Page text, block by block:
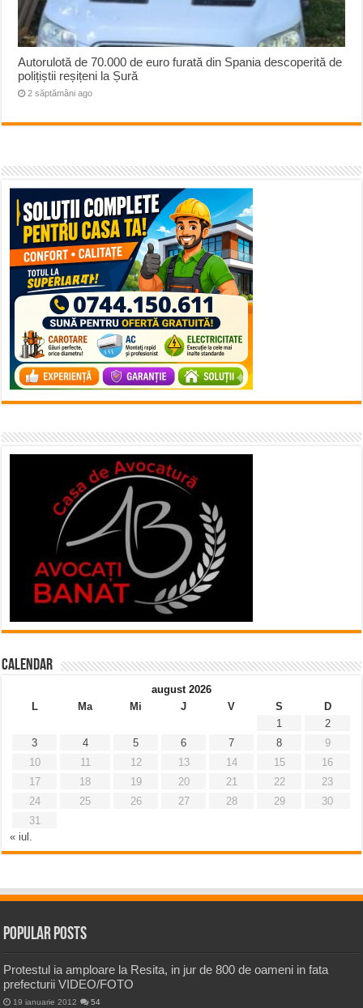
Autorulotă de 70.000 de euro furată din Spania descoperită de
polițiștii reșițeni la Șură
2 săptămâni ago
Calendar
august 2026
L
Ma Mi J V S
D
1
2
3
4 5 6 7 8
9
10
11 12 13 14 15
16
17
18 19 20 21 22
23
24
25 26 27 28 29
30
31
« iul.
Popular Posts
Protestul ia amploare la Resita, in jur de 800 de oameni in fata
prefecturii VIDEO/FOTO
19 ianuarie 2012 54